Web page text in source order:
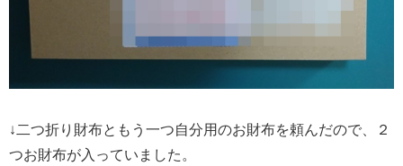
↓二つ折り財布ともう一つ自分用のお財布を頼んだので、２
つお財布が入っていました。